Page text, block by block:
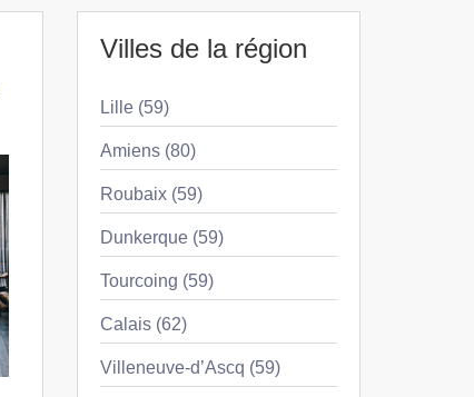
Villes de la région
Lille (59)
Amiens (80)
Roubaix (59)
Dunkerque (59)
Tourcoing (59)
Calais (62)
Villeneuve-d’Ascq (59)